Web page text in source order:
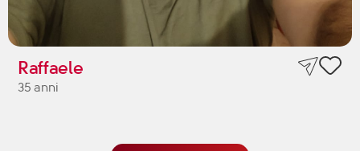
Raffaele
35 anni